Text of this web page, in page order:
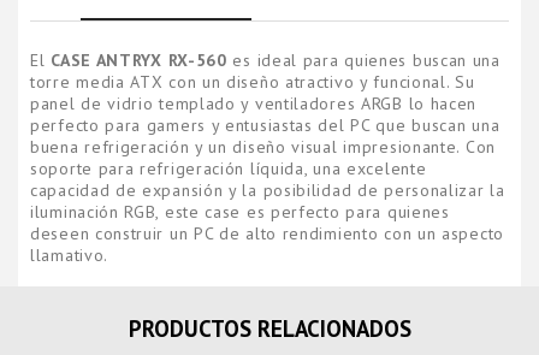
El CASE ANTRYX RX-560 es ideal para quienes buscan una
torre media ATX con un diseño atractivo y funcional. Su
panel de vidrio templado y ventiladores ARGB lo hacen
perfecto para gamers y entusiastas del PC que buscan una
buena refrigeración y un diseño visual impresionante. Con
soporte para refrigeración líquida, una excelente
capacidad de expansión y la posibilidad de personalizar la
iluminación RGB, este case es perfecto para quienes
deseen construir un PC de alto rendimiento con un aspecto
llamativo.
PRODUCTOS RELACIONADOS